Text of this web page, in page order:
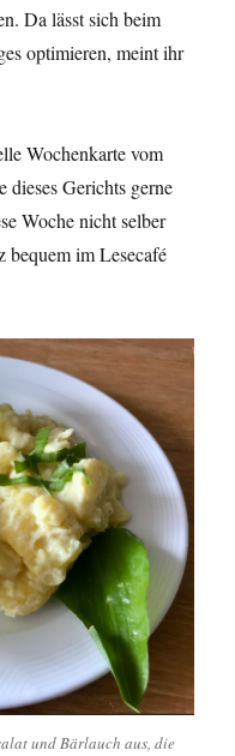
Da lässt sich beim
optimieren, meint ihr
Wochenkarte vom
dieses Gerichts gerne
Woche nicht selber
bequem im Lesecafé
und Bärlauch aus, die